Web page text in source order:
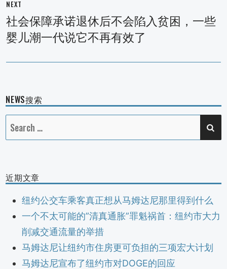
NEXT
Next
post:
社会保障承诺退休后不会陷入贫困，一些
婴儿潮一代说它不再有效了
NEWS搜索
Search
for:
近期文章
纽约公交车乘客真正想从马姆达尼那里得到什么
一个不太可能的”清真通胀”罪魁祸首：纽约市大力
削减交通流量的举措
马姆达尼让纽约市住房更可负担的三项宏大计划
马姆达尼宣布了纽约市对DOGE的回应